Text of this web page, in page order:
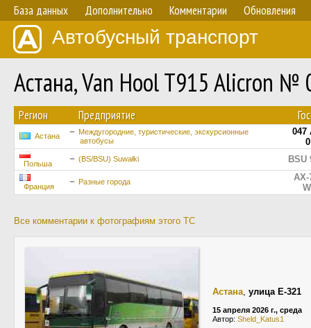
База данных Дополнительно Комментарии Обновления
Автобусный транспорт
Астана, Van Hool T915 Alicron №
Регион Предприятие
Астана
Междугородние, туристические, экскурсионные
автобусы
047
Польша
(BS/BSU) Suwałki BSU
Франция
Разные города
AX-
Все комментарии к фотографиям этого ТС
Астана, улица E-321
15 апреля 2026 г., среда
Автор: Sheld_Katus1